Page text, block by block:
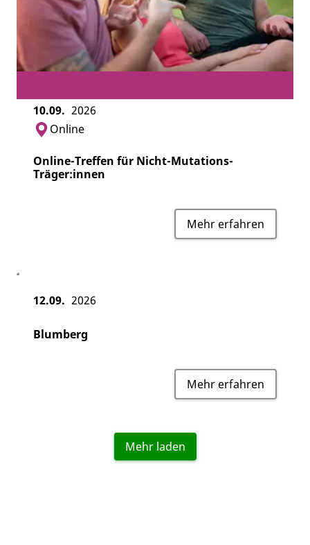
10.09. 2026
Online-Treffen für Nicht-Mutations-
Träger:innen
Online
Mehr erfahren
12.09. 2026
Blumberg
Mehr erfahren
Mehr laden